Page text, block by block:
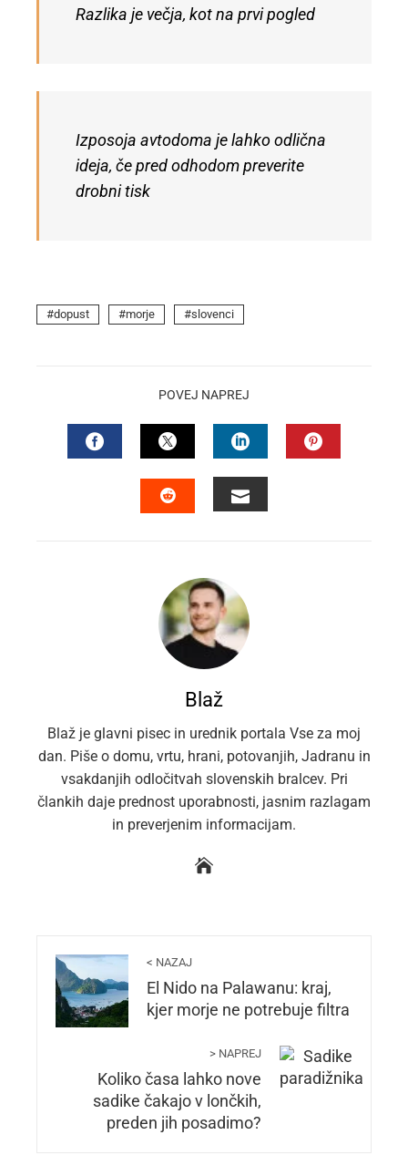
Razlika je večja, kot na prvi pogled
Izposoja avtodoma je lahko odlična
ideja, če pred odhodom preverite
drobni tisk
dopust morje slovenci
POVEJ NAPREJ
FACEBOOKTWITTERLINKEDIN
Blaž
Blaž je glavni pisec in urednik portala Vse za moj
dan. Piše o domu, vrtu, hrani, potovanjih, Jadranu in
vsakdanjih odločitvah slovenskih bralcev. Pri
člankih daje prednost uporabnosti, jasnim razlagam
in preverjenim informacijam.
< NAZAJ
El Nido na Palawanu: kraj,
kjer morje ne potrebuje filtra
> NAPREJ
Koliko časa lahko nove
sadike čakajo v lončkih,
preden jih posadimo?